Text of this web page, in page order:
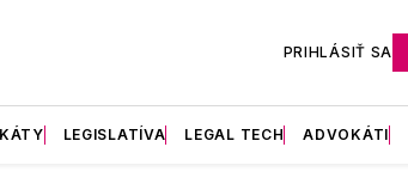
PRIHLÁSIŤ SA
LEGISLATÍVA LEGAL TECH ADVOKÁTI